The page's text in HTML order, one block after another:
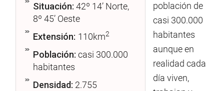
Situación: 42º 14’ Norte,
8º 45’ Oeste
Extensión: 110km2
Población: casi 300.000
habitantes
Densidad: 2.755
población de
casi 300.000
habitantes
aunque en
realidad cada
día viven,